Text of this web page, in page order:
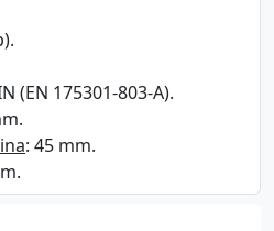
(EN 175301-803-A).
: 45 mm.